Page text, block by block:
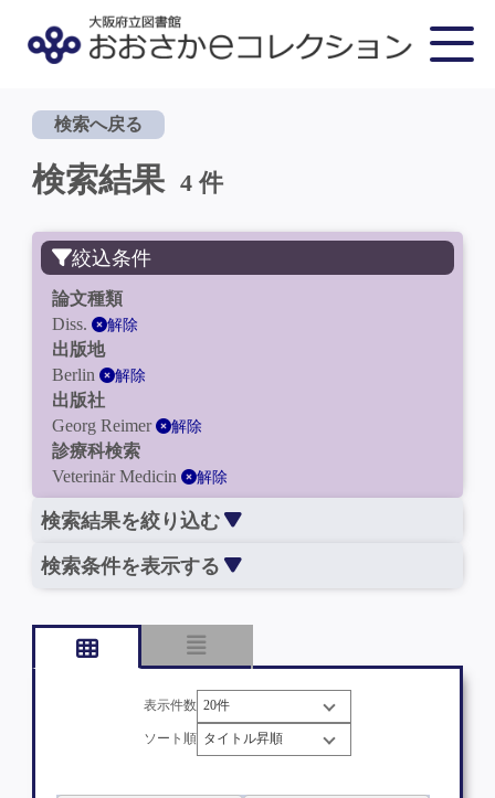
検索へ戻る
検索結果 4 件
絞込条件
論文種類
Diss.
解除
出版地
Berlin
解除
出版社
Georg Reimer
解除
診療科検索
Veterinär Medicin
解除
検索結果を絞り込む
検索条件を表示する
表示件数
ソート順